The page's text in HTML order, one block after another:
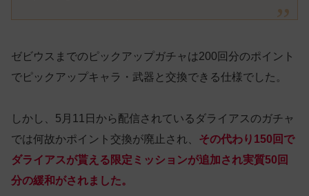
ゼビウスまでのピックアップガチャは200回分のポイント
でピックアップキャラ・武器と交換できる仕様でした。
しかし、5月11日から配信されているダライアスのガチャ
では何故かポイント交換が廃止され、 その代わり150回で
ダライアスが貰える限定ミッションが追加され実質50回
分の緩和がされました。